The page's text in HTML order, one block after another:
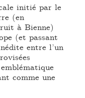
initié par le
(en
à Bienne)
(et passant
entre l’un
comme une